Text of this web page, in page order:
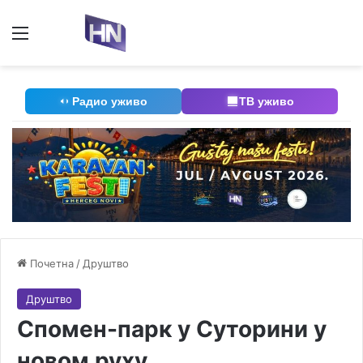
Радио уживо ТВ уживо
Почетна / Друштво
Друштво
Спомен-парк у Суторини у